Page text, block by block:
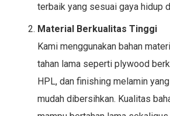
terbaik yang sesuai gaya hidup
Material Berkualitas Tinggi
Kami menggunakan bahan
tahan lama seperti plywood
HPL, dan finishing melamin
mudah dibersihkan. Kualitas